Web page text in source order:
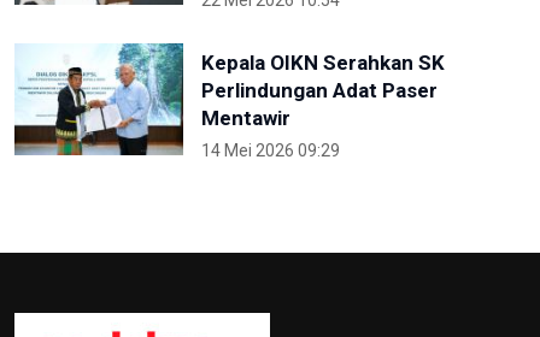
Kepala OIKN Serahkan SK
Perlindungan Adat Paser
Mentawir
14 Mei 2026 09:29